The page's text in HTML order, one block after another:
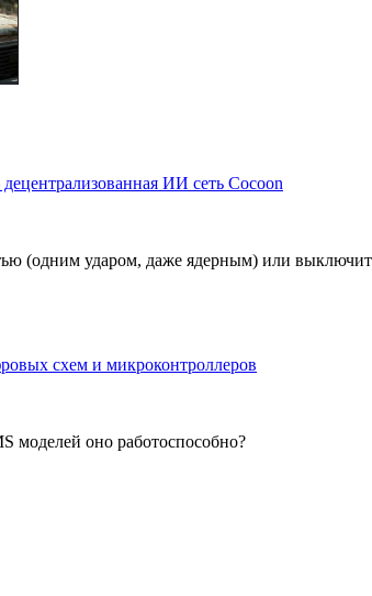
ИИ сеть Cocoon
(одним ударом, даже ядерным) или
схем и микроконтроллеров
моделей оно работоспособно?